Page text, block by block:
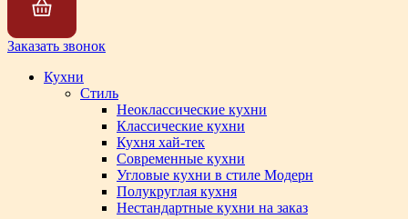
Заказать звонок
Кухни
Стиль
Неоклассические кухни
Классические кухни
Кухня хай-тек
Современные кухни
Угловые кухни в стиле Модерн
Полукруглая кухня
Нестандартные кухни на заказ